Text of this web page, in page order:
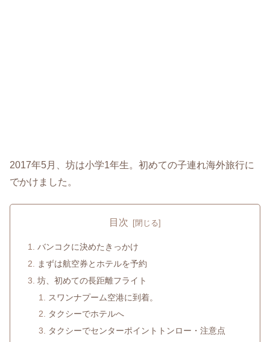
2017年5月、坊は小学1年生。初めての子連れ海外旅行に
でかけました。
目次
バンコクに決めたきっかけ
まずは航空券とホテルを予約
坊、初めての長距離フライト
スワンナプーム空港に到着。
タクシーでホテルへ
タクシーでセンターポイントトンロー・注意点